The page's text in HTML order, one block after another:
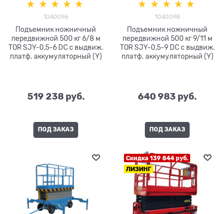
1040096
Подъемник ножничный
передвижной 500 кг 6/8 м
TOR SJY-0,5-6 DC с выдвиж.
платф. аккумуляторный (Y)
519 238 руб.
ПОД ЗАКАЗ
1040098
Подъемник ножничный
передвижной 500 кг 9/11 м
TOR SJY-0,5-9 DC с выдвиж.
платф. аккумуляторный (Y)
640 983 руб.
ПОД ЗАКАЗ
Скидка 139 844 руб.
ЛИЗИНГ